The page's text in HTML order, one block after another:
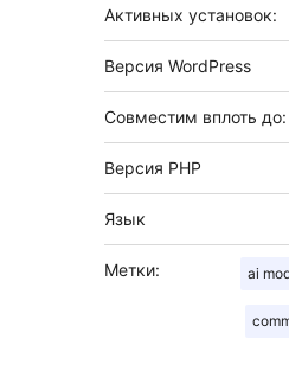
Активных установок:
Версия WordPress
Совместим вплоть до:
Версия PHP
Язык
Метки: ai